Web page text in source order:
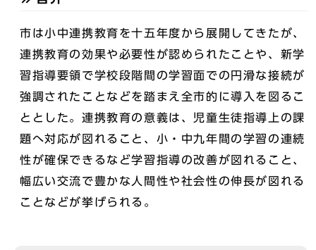
市は小中連携教育を十五年度から展開してきたが、
連携教育の効果や必要性が認められたことや、新学
習指導要領で学校段階間の学習面での円滑な接続が
強調されたことなどを踏まえ全市的に導入を図るこ
ととした。連携教育の意義は、児童生徒指導上の課
題へ対応が図れること、小・中九年間の学習の連続
性が確保できるなど学習指導の改善が図れること、
幅広い交流で豊かな人間性や社会性の伸長が図れる
ことなどが挙げられる。